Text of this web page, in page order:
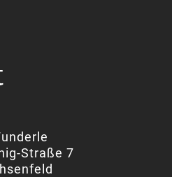
Straße 7